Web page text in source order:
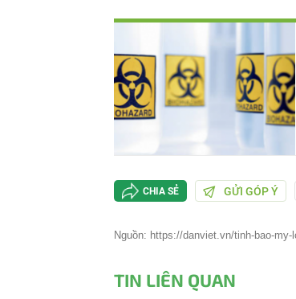
CHIA SẺ GỬI GÓP Ý
Nguồn: https://danviet.vn/tinh-bao-
TIN LIÊN QUAN